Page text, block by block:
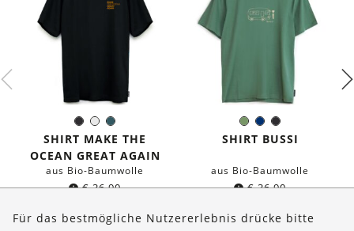
Schwarz
WeißDunkles
Petrol
Farbe:
SHIRT MAKE THE
OCEAN GREAT AGAIN
aus Bio-Baumwolle
€36,90
Olivgrün
Dunkelblau
Schwarz
Farbe:
SHIRT BUSSI
aus Bio-Baumwolle
€36,90
Für das bestmögliche Nutzererlebnis drücke bitte